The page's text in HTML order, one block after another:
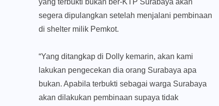
yang terbukti bukan ber-KTP Surabaya akan
segera dipulangkan setelah menjalani pembinaan
di shelter milik Pemkot.
“Yang ditangkap di Dolly kemarin, akan kami
lakukan pengecekan dia orang Surabaya apa
bukan. Apabila terbukti sebagai warga Surabaya
akan dilakukan pembinaan supaya tidak